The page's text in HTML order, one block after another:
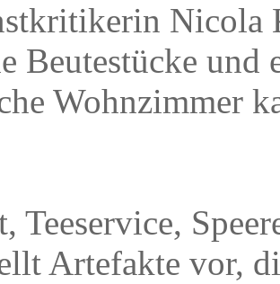
Nicola
Beutestücke und
Wohnzimmer
Teeservice,
Artefakte vor,